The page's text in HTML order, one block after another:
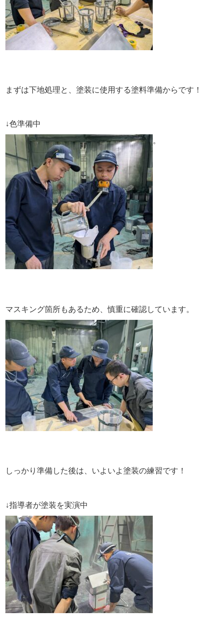
まずは下地処理と、塗装に使用する塗料準備からです！
↓色準備中
。
マスキング箇所もあるため、慎重に確認しています。
しっかり準備した後は、いよいよ塗装の練習です！
↓指導者が塗装を実演中